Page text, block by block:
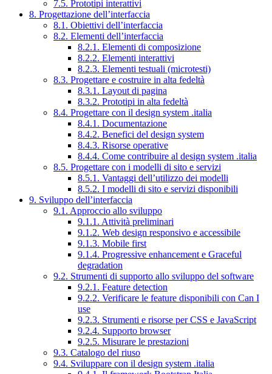
7.5. Prototipi interattivi
8. Progettazione dell’interfaccia
8.1. Obiettivi dell’interfaccia
8.2. Elementi dell’interfaccia
8.2.1. Elementi di composizione
8.2.2. Elementi interattivi
8.2.3. Elementi testuali (microtesti)
8.3. Progettare e costruire in alta fedeltà
8.3.1. Layout di pagina
8.3.2. Prototipi in alta fedeltà
8.4. Progettare con il design system .italia
8.4.1. Documentazione
8.4.2. Benefici del design system
8.4.3. Risorse operative
8.4.4. Come contribuire al design system .italia
8.5. Progettare con i modelli di sito e servizi
8.5.1. Vantaggi dell’utilizzo dei modelli
8.5.2. I modelli di sito e servizi disponibili
9. Sviluppo dell’interfaccia
9.1. Approccio allo sviluppo
9.1.1. Attività preliminari
9.1.2. Web design responsivo e accessibile
9.1.3. Mobile first
9.1.4. Progressive enhancement e Graceful
degradation
9.2. Strumenti di supporto allo sviluppo del software
9.2.1. Feature detection
9.2.2. Verificare le feature disponibili con Can I
use
9.2.3. Strumenti e risorse per CSS e JavaScript
9.2.4. Supporto browser
9.2.5. Misurare le prestazioni
9.3. Catalogo del riuso
9.4. Sviluppare con il design system .italia